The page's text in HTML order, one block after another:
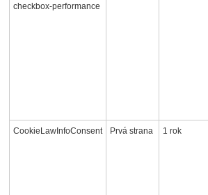
checkbox-performance
CookieLawInfoConsent Prvá strana 1 rok